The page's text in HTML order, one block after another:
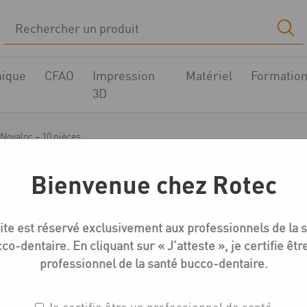
CFAO
Impression
3D
Matériel
– 10 pièces
Coffret titane Novaloc
Bienvenue chez Rotec
est réservé exclusivement aux professionnels de la
dentaire. En cliquant sur « J’atteste », je certifie
professionnel de la santé bucco-dentaire.